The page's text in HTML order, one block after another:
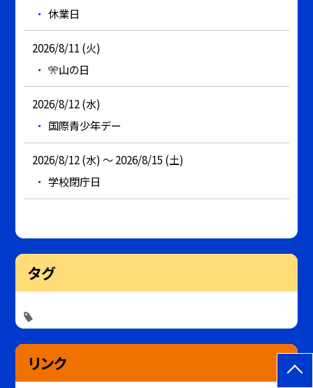
休業日
2026/8/11 (火)
🎌山の日
2026/8/12 (水)
国際青少年デー
2026/8/12 (水) ～ 2026/8/15 (土)
学校閉庁日
タグ
リンク